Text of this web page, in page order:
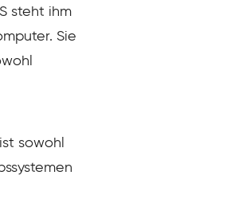
steht ihm
Sie
sowohl